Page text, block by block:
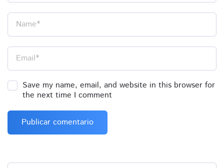
Name*
Email*
Save my name, email, and website in this browser for
the next time I comment